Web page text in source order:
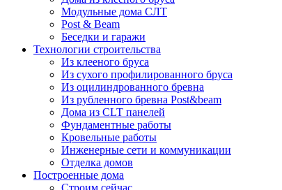
Модульные дома СЛТ
Post & Beam
Беседки и гаражи
Технологии строительства
Из клееного бруса
Из сухого профилированного бруса
Из оцилиндрованного бревна
Из рубленного бревна Post&beam
Дома из CLT панелей
Фундаментные работы
Кровельные работы
Инженерные сети и коммуникации
Отделка домов
Построенные дома
Строим сейчас